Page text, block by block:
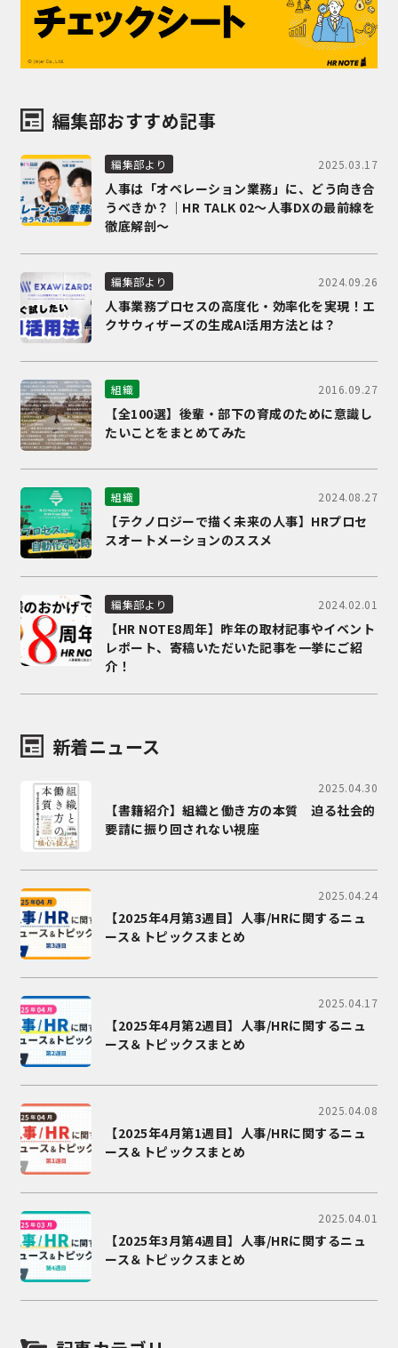
編集部おすすめ記事
編集部より 2025.03.17
人事は「オペレーション業務」に、どう向き合
うべきか？｜HR TALK 02～人事DXの最前線を
徹底解剖～
編集部より 2024.09.26
人事業務プロセスの高度化・効率化を実現！エ
クサウィザーズの生成AI活用方法とは？
組織 2016.09.27
【全100選】後輩・部下の育成のために意識し
たいことをまとめてみた
組織 2024.08.27
【テクノロジーで描く未来の人事】HRプロセ
スオートメーションのススメ
編集部より 2024.02.01
【HR NOTE8周年】昨年の取材記事やイベント
レポート、寄稿いただいた記事を一挙にご紹
介！
新着ニュース
2025.04.30
【書籍紹介】組織と働き方の本質 迫る社会的
要請に振り回されない視座
2025.04.24
【2025年4月第3週目】人事/HRに関するニュ
ース＆トピックスまとめ
2025.04.17
【2025年4月第2週目】人事/HRに関するニュ
ース＆トピックスまとめ
2025.04.08
【2025年4月第1週目】人事/HRに関するニュ
ース＆トピックスまとめ
2025.04.01
【2025年3月第4週目】人事/HRに関するニュ
ース＆トピックスまとめ